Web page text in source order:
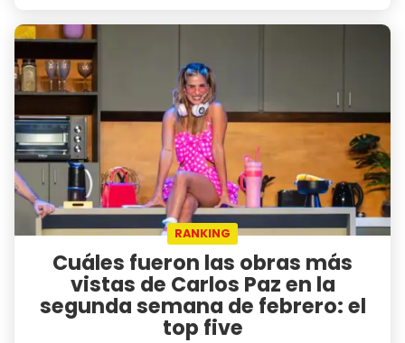
RANKING
Cuáles fueron las obras más
vistas de Carlos Paz en la
segunda semana de febrero: el
top five